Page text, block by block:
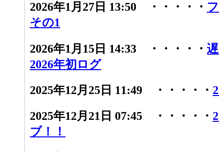
2026年1月27日 13:50 ・・・・・
その1
2026年1月15日 14:33 ・・・・・
2026年初ログ
2025年12月25日 11:49 ・・・・・
2025年12月21日 07:45 ・・・・・
ブ！！